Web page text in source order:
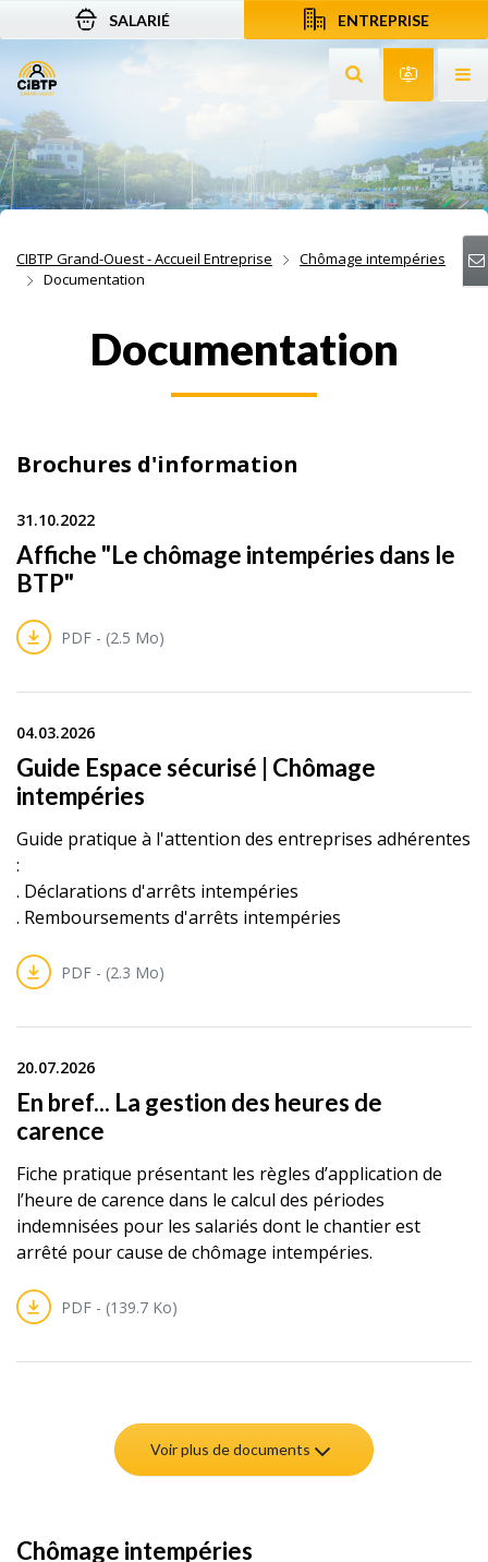
Aller au contenu
Aller à la recherche
Aller à la navigation
SALARIÉ ENTREPRISE
Rechercher sur
CIBTP Grand-Ouest - Accueil Entreprise
Chômage intempéries
Documentation
Documentation
Brochures d'information
31.10.2022
Affiche "Le chômage intempéries dans le
BTP"
PDF - (2.5 Mo)
04.03.2026
Guide Espace sécurisé | Chômage
intempéries
Guide pratique à l'attention des entreprises adhérentes
:
. Déclarations d'arrêts intempéries
. Remboursements d'arrêts intempéries
PDF - (2.3 Mo)
20.07.2026
En bref... La gestion des heures de
carence
Fiche pratique présentant les règles d’application de
l’heure de carence dans le calcul des périodes
indemnisées pour les salariés dont le chantier est
arrêté pour cause de chômage intempéries.
PDF - (139.7 Ko)
Voir plus de documents
Chômage intempéries